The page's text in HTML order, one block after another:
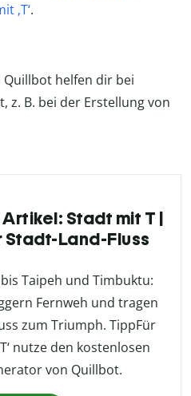
‚T‘.
Quillbot helfen dir bei
z. B. bei der Erstellung von
Stadt mit T |
Stadt-Land-Fluss
Taipeh und Timbuktu:
Fernweh und tragen
zum Triumph. TippFür
nutze den kostenlosen
von Quillbot.